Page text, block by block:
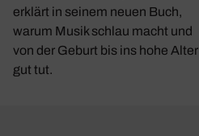
erklärt in seinem neuen Buch,
warum Musik schlau macht und
von der Geburt bis ins hohe Alter
gut tut.